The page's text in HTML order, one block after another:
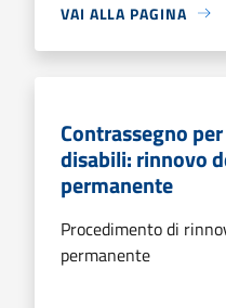
VAI ALLA PAGINA
Contrassegno
disabili: rinnovo
permanente
Procedimento di
permanente